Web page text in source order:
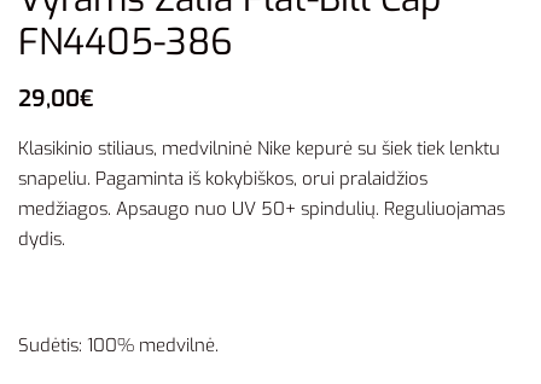
FN4405-386
29,00€
Klasikinio stiliaus, medvilninė Nike kepurė su šiek tiek lenktu
snapeliu. Pagaminta iš kokybiškos, orui pralaidžios
medžiagos. Apsaugo nuo UV 50+ spindulių. Reguliuojamas
dydis.
Sudėtis: 100% medvilnė.